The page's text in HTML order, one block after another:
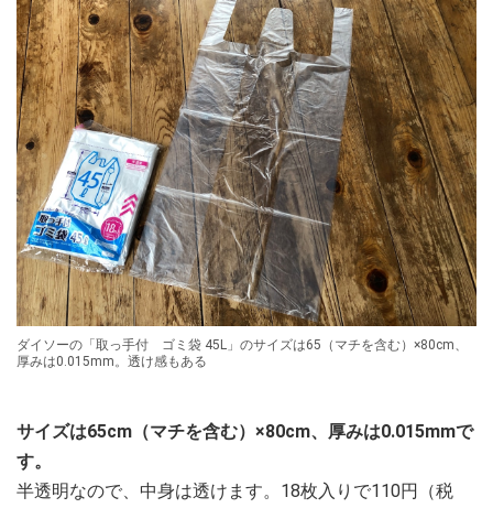
ダイソーの「取っ手付 ゴミ袋 45L」のサイズは65（マチを含む）×80cm、
厚みは0.015mm。透け感もある
サイズは65cm（マチを含む）×80cm、厚みは0.015mmで
す。
半透明なので、中身は透けます。18枚入りで110円（税